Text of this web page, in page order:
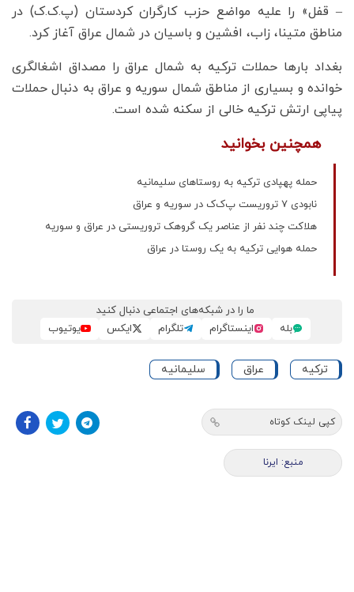
– قفل» را علیه مواضع حزب کارگران کردستان (پ.ک.ک) در
مناطق متینا، زاب، افشین و باسیان در شمال عراق آغاز کرد.
بغداد بارها حملات ترکیه به شمال عراق را مصداق اشغالگری
خوانده و بسیاری از مناطق شمال سوریه و عراق به دنبال حملات
پیاپی ارتش ترکیه خالی از سکنه شده است.
همچنین بخوانید
حمله پهپادی ترکیه به روستاهای سلیمانیه
نابودی ۷ تروریست پ‌ک‌ک در سوریه و عراق
هلاکت چند نفر از عناصر یک گروهک تروریستی در عراق و سوریه
حمله هوایی ترکیه به یک روستا در عراق
ما را در شبکه‌های اجتماعی دنبال کنید
بله
اینستاگرام تلگرام ایکس یوتیوب
ترکیه عراق سلیمانیه
کپی لینک کوتاه
منبع: ایرنا